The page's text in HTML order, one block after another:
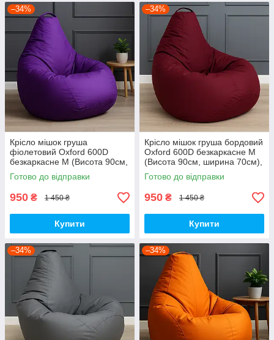
–34%
Крісло мішок груша
фіолетовий Oxford 600D
безкаркасне M (Висота 90см,
ширина 70см), для дітей до 7
років
Готово до відправки
950 ₴ 1 450 ₴
Купити
–34%
Крісло мішок груша бордовий
Oxford 600D безкаркасне M
(Висота 90см, ширина 70см),
для дітей до 7 років
Готово до відправки
950 ₴ 1 450 ₴
Купити
–34% –34%